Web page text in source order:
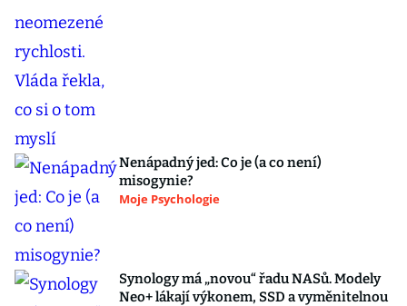
Nenápadný jed: Co je (a co není)
misogynie?
Moje Psychologie
Synology má „novou“ řadu NASů. Modely
Neo+ lákají výkonem, SSD a vyměnitelnou